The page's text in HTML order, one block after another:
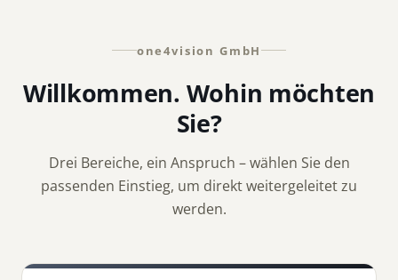
one4vision GmbH
Willkommen. Wohin möchten
Sie?
Drei Bereiche, ein Anspruch – wählen Sie den
passenden Einstieg, um direkt weitergeleitet zu
werden.